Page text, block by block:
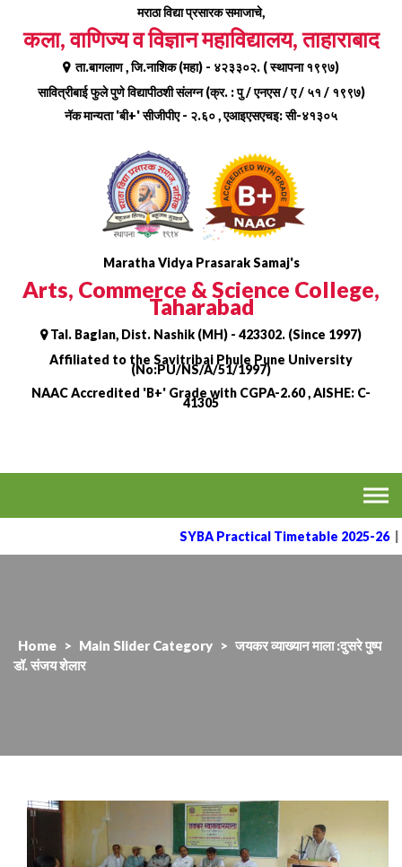
content
मराठा विद्या प्रसारक समाजाचे,
कला, वाणिज्य व विज्ञान महाविद्यालय, ताहाराबाद
ता.बागलाण , जि.नाशिक (महा) - ४२३३०२. ( स्थापना १९९७)
सावित्रीबाई फुले पुणे विद्यापीठशी संलग्न (क्र. : पु / एनएस / ए / ५१ / १९९७)
नॅक मान्यता 'बी+' सीजीपीए - २.६० , एआइएसएचइ: सी-४१३०५
Maratha Vidya Prasarak Samaj's
Arts, Commerce & Science College,
Taharabad
Tal. Baglan, Dist. Nashik (MH) - 423302. (Since 1997)
Affiliated to the Savitribai Phule Pune University
(No:PU/NS/A/51/1997)
NAAC Accredited 'B+' Grade with CGPA-2.60 , AISHE: C-
41305
MVPS's Arts, Commerce
Taharabad.
SYBA Practical Timetable 2025-26|
Home > Main Slider Category > जयकर व्याख्यान माला :दुसरे पुष्प
डॉ. संजय शेलार